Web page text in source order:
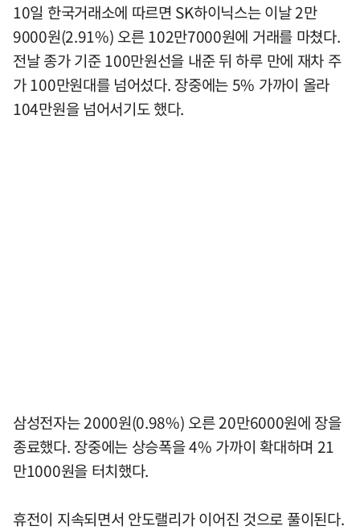
10일 한국거래소에 따르면 SK하이닉스는 이날 2만
9000원(2.91%) 오른 102만7000원에 거래를 마쳤다.
전날 종가 기준 100만원선을 내준 뒤 하루 만에 재차 주
가 100만원대를 넘어섰다. 장중에는 5% 가까이 올라
104만원을 넘어서기도 했다.
삼성전자는 2000원(0.98%) 오른 20만6000원에 장을
종료했다. 장중에는 상승폭을 4% 가까이 확대하며 21
만1000원을 터치했다.
휴전이 지속되면서 안도랠리가 이어진 것으로 풀이된다.